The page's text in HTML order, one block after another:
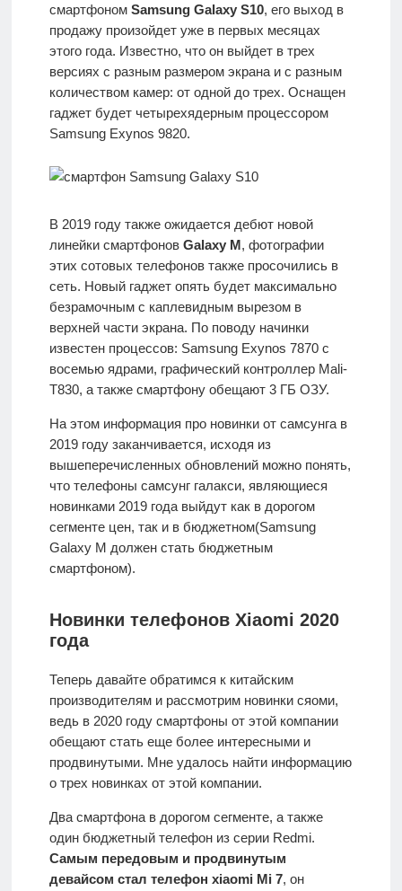
смартфоном Samsung Galaxy S10, его выход в
продажу произойдет уже в первых месяцах
этого года. Известно, что он выйдет в трех
версиях с разным размером экрана и с разным
количеством камер: от одной до трех. Оснащен
гаджет будет четырехядерным процессором
Samsung Exynos 9820.
В 2019 году также ожидается дебют новой
линейки смартфонов Galaxy M, фотографии
этих сотовых телефонов также просочились в
сеть. Новый гаджет опять будет максимально
безрамочным с каплевидным вырезом в
верхней части экрана. По поводу начинки
известен процессов: Samsung Exynos 7870 с
восемью ядрами, графический контроллер Mali-
T830, а также смартфону обещают 3 ГБ ОЗУ.
На этом информация про новинки от самсунга в
2019 году заканчивается, исходя из
вышеперечисленных обновлений можно понять,
что телефоны самсунг галакси, являющиеся
новинками 2019 года выйдут как в дорогом
сегменте цен, так и в бюджетном(Samsung
Galaxy M должен стать бюджетным
смартфоном).
Новинки телефонов Xiaomi 2020
года
Теперь давайте обратимся к китайским
производителям и рассмотрим новинки сяоми,
ведь в 2020 году смартфоны от этой компании
обещают стать еще более интересными и
продвинутыми. Мне удалось найти информацию
о трех новинках от этой компании.
Два смартфона в дорогом сегменте, а также
один бюджетный телефон из серии Redmi.
Самым передовым и продвинутым
девайсом стал телефон xiaomi Mi 7, он